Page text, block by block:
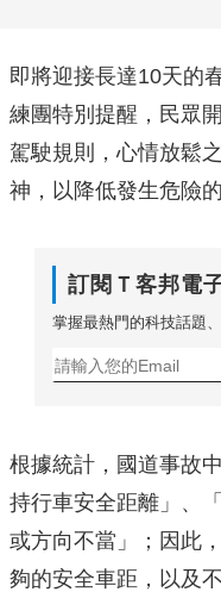
即將迎接長達10天的
練團特別提醒， 民眾
駕駛規則，心情放鬆之
神，以降低發生危險
訂閱Ｔ客邦電
掌握最熱門的科技話題
根據統計，國道事故
持行車安全距離」、
或方向不當」；因此
夠的安全車距，以及